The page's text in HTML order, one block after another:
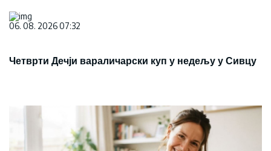
06. 08. 2026 07:32
Четврти Дечји вараличарски куп у недељу у Сивцу